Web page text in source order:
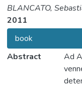
BLANCATO,
2011
book
Abstract
Ad